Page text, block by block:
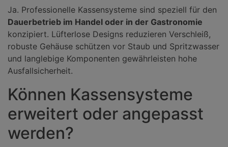
Ja. Professionelle Kassensysteme sind speziell für den
Dauerbetrieb im Handel oder in der Gastronomie
konzipiert. Lüfterlose Designs reduzieren Verschleiß,
robuste Gehäuse schützen vor Staub und Spritzwasser
und langlebige Komponenten gewährleisten hohe
Ausfallsicherheit.
Können Kassensysteme
erweitert oder angepasst
werden?